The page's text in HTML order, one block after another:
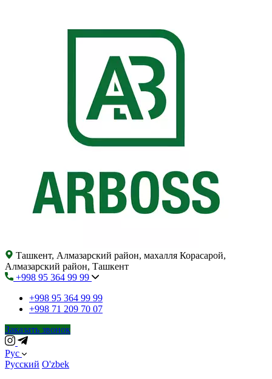
Ташкент, Алмазарский район, махалля Корасарой,
Алмазарский район, Ташкент
+998 95 364 99 99
+998 95 364 99 99
+998 71 209 70 07
Заказать звонок
Рус
Русский O'zbek